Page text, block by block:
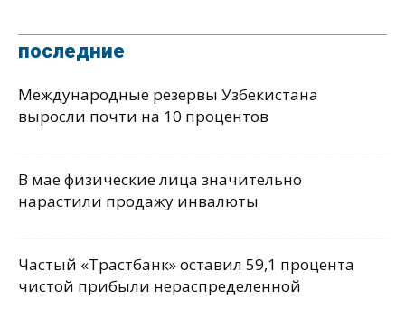
последние
Международные резервы Узбекистана
выросли почти на 10 процентов
В мае физические лица значительно
нарастили продажу инвалюты
Частый «Трастбанк» оставил 59,1 процента
чистой прибыли нераспределенной